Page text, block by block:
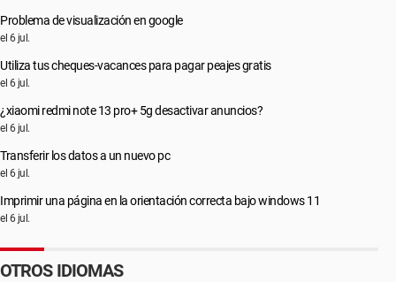
Problema de visualización en google
el 6 jul.
Utiliza tus cheques-vacances para pagar peajes gratis
el 6 jul.
¿xiaomi redmi note 13 pro+ 5g desactivar anuncios?
el 6 jul.
Transferir los datos a un nuevo pc
el 6 jul.
Imprimir una página en la orientación correcta bajo windows 11
el 6 jul.
OTROS IDIOMAS